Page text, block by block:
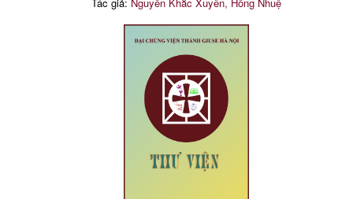
Tác giả: Nguyễn Khắc Xuyên, Hồng Nhuệ